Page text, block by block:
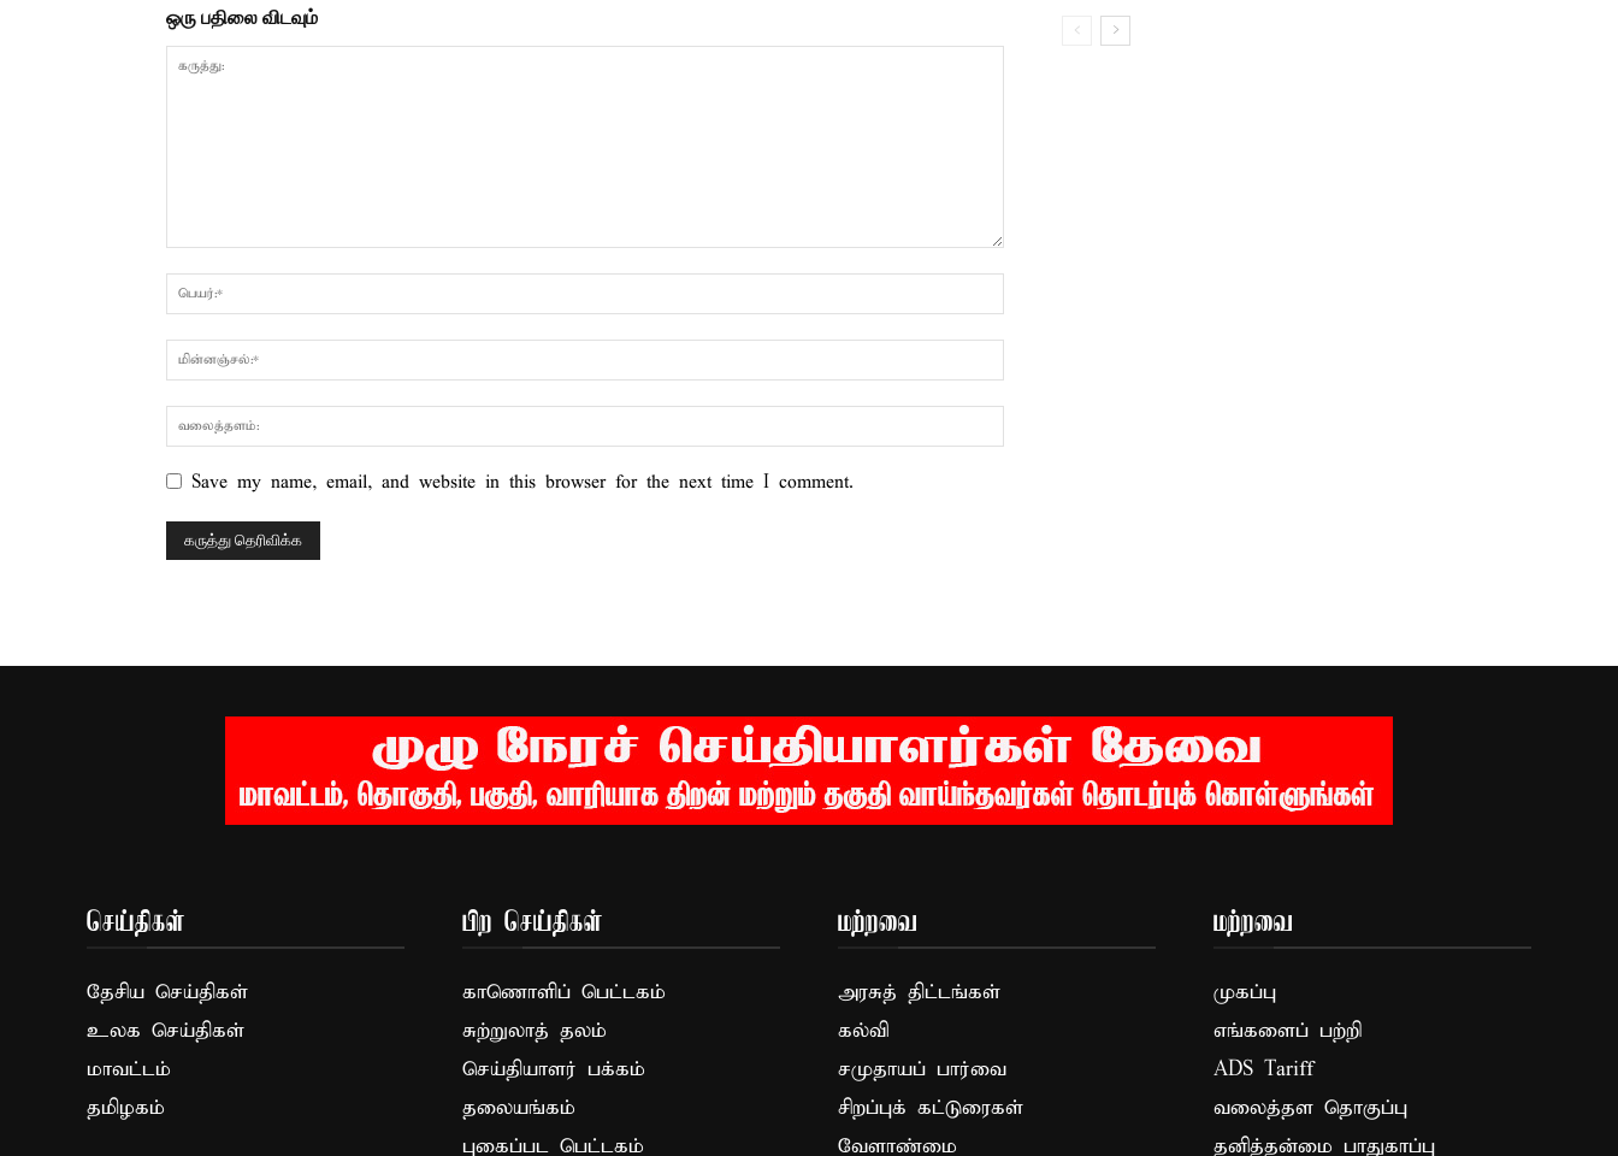
ஒரு பதிலை விடவும்
Save my name, email, and website in this browser for the next time I comment.
செய்திகள்
தேசிய செய்திகள்
உலக செய்திகள்
மாவட்டம்
தமிழகம்
பிற செய்திகள்
காணொளிப் பெட்டகம்
சுற்றுலாத் தலம்
செய்தியாளர் பக்கம்
தலையங்கம்
புகைப்பட பெட்டகம்
மற்றவை
அரசுத் திட்டங்கள்
கல்வி
சமுதாயப் பார்வை
சிறப்புக் கட்டுரைகள்
வேளாண்மை
மற்றவை
முகப்பு
எங்களைப் பற்றி
ADS Tariff
வலைத்தள தொகுப்பு
தனித்தன்மை பாதுகாப்பு